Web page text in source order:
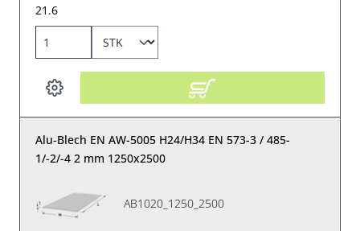
21.6
Alu-Blech EN AW-5005 H24/H34 EN 573-3 / 485-
1/-2/-4 2 mm 1250x2500
AB1020_1250_2500